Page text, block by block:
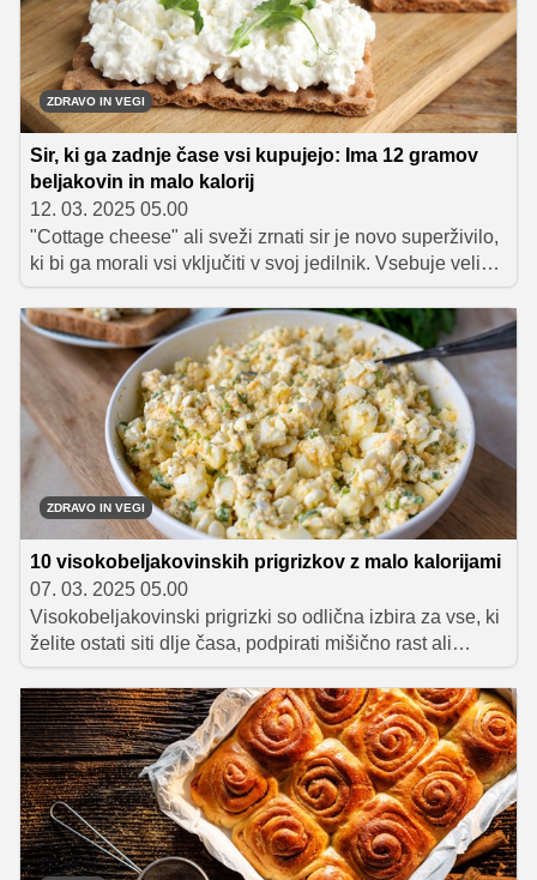
razvada.
ZDRAVO IN VEGI
Sir, ki ga zadnje čase vsi kupujejo: Ima 12 gramov
beljakovin in malo kalorij
12. 03. 2025 05.00
"Cottage cheese" ali sveži zrnati sir je novo superživilo,
ki bi ga morali vsi vključiti v svoj jedilnik. Vsebuje veliko
beljakovin in malo maščob ter ugodno vpliva na
metabolizem, odlikuje pa ga tudi prijeten okus, ki ga
lahko kombiniramo s slanimi in sladkimi jedmi.
ZDRAVO IN VEGI
10 visokobeljakovinskih prigrizkov z malo kalorijami
07. 03. 2025 05.00
Visokobeljakovinski prigrizki so odlična izbira za vse, ki
želite ostati siti dlje časa, podpirati mišično rast ali
preprosto jesti bolj uravnoteženo. Od hitrih prigrizkov iz
le nekaj sestavin do hrustljavih oreščkov in kreativnih
kombinacij – preverite ideje, ki bodo zadovoljile vašo
lakoto brez slabe vesti!